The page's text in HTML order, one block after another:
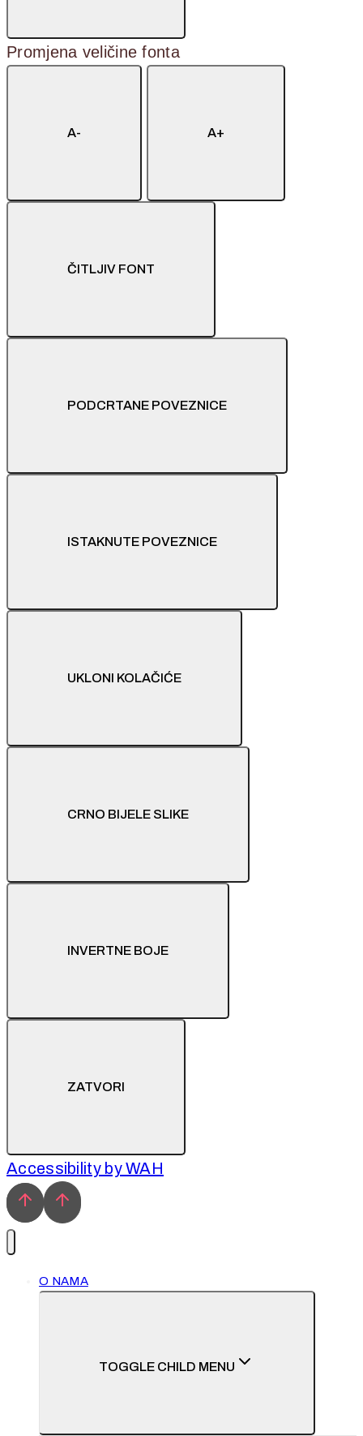
Promjena veličine fonta
A- A+
ČITLJIV FONT
PODCRTANE POVEZNICE
ISTAKNUTE POVEZNICE
UKLONI KOLAČIĆE
CRNO BIJELE SLIKE
INVERTNE BOJE
ZATVORI
Accessibility by WAH
O NAMA
TOGGLE CHILD MENU